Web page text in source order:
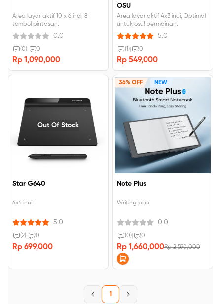
Area layar aktif 10 x 6 inci, 8
tombol pintasan.
0.0
(0) 0
Rp 1,090,000
OSU
Area layar aktif 4x3 inci, Optimal
untuk osu! permainan.
5.0
(1) 0
Rp 549,000
Out Of Stock
Star G640
6x4 inci
5.0
(2) 0
Rp 699,000
36% OFF NEW
Note Plus
Writing pad
0.0
(0) 0
Rp 1,660,000Rp 2,590,000
1